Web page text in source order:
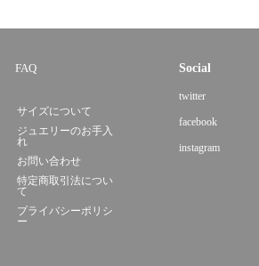
FAQ
サイズについて
ジュエリーのお手入
れ
お問い合わせ
特定商取引法につい
て
プライバシーポリシ
ー
Social
twitter
facebook
instagram